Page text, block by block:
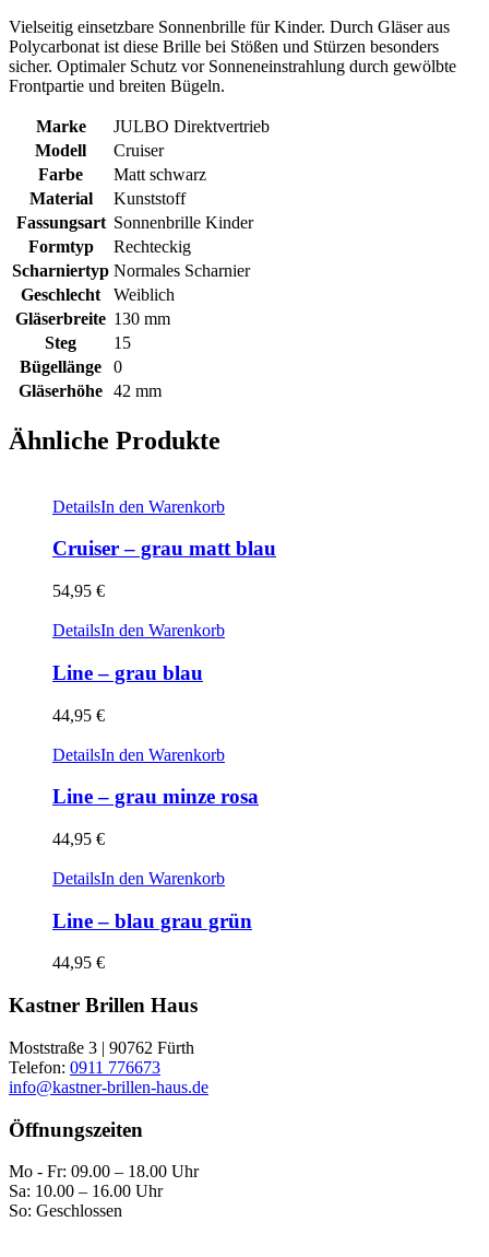
Vielseitig einsetzbare Sonnenbrille für Kinder. Durch Gläser aus
Polycarbonat ist diese Brille bei Stößen und Stürzen besonders
sicher. Optimaler Schutz vor Sonneneinstrahlung durch gewölbte
Frontpartie und breiten Bügeln.
Marke
JULBO Direktvertrieb
Modell
Cruiser
Farbe
Matt schwarz
Material
Kunststoff
Fassungsart Sonnenbrille Kinder
Formtyp
Rechteckig
Scharniertyp Normales Scharnier
Geschlecht
Weiblich
Gläserbreite 130 mm
Steg
15
Bügellänge
0
Gläserhöhe 42 mm
Ähnliche Produkte
DetailsIn den Warenkorb
Cruiser – grau matt blau
54,95 €
DetailsIn den Warenkorb
Line – grau blau
44,95 €
DetailsIn den Warenkorb
Line – grau minze rosa
44,95 €
DetailsIn den Warenkorb
Line – blau grau grün
44,95 €
Kastner Brillen Haus
Moststraße 3 | 90762 Fürth
Telefon: 0911 776673
info@kastner-brillen-haus.de
Öffnungszeiten
Mo - Fr: 09.00 – 18.00 Uhr
Sa: 10.00 – 16.00 Uhr
So: Geschlossen